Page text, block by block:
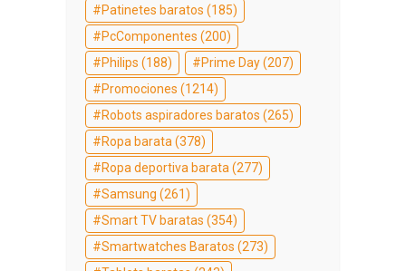
Patinetes baratos (185)
PcComponentes (200)
Philips (188) Prime Day(207)
Promociones (1214)
Robots aspiradores baratos (265)
Ropa barata (378)
Ropa deportiva barata (277)
Samsung (261)
Smart TV baratas (354)
Smartwatches Baratos (273)